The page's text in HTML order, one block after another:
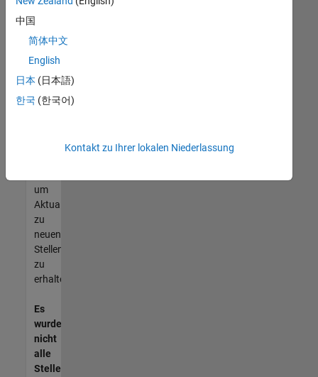
können,
die
Ihren
entsprechen,
werden
unseres
um
Aktualisierungen
zu
neuen
Stellenangeboten
zu
erhalten.
Es
wurden
nicht
alle
Stellen
中国
简体中文
English
日本 (日本語)
한국 (한국어)
Kontakt zu Ihrer lokalen Niederlassung